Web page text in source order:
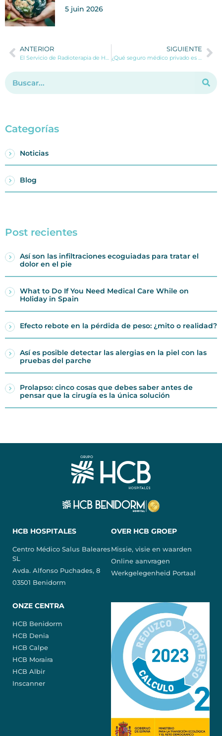
5 juin 2026
ANTERIOR SIGUIENTE
Categorías
Noticias
Blog
Post recientes
Así son las infiltraciones ecoguiadas para tratar el
dolor en el pie
What to Do If You Need Medical Care While on
Holiday in Spain
Efecto rebote en la pérdida de peso: ¿mito o realidad?
Así es posible detectar las alergias en la piel con las
pruebas del parche
Prolapso: cinco cosas que debes saber antes de
pensar que la cirugía es la única solución
HCB HOSPITALES
Centro Médico Salus Baleares
SL
Avda. Alfonso Puchades, 8
03501 Benidorm
OVER HCB GROEP
Missie, visie en waarden
Online aanvragen
Werkgelegenheid Portaal
ONZE CENTRA
HCB Benidorm
HCB Denia
HCB Calpe
HCB Moraira
HCB Albir
Inscanner